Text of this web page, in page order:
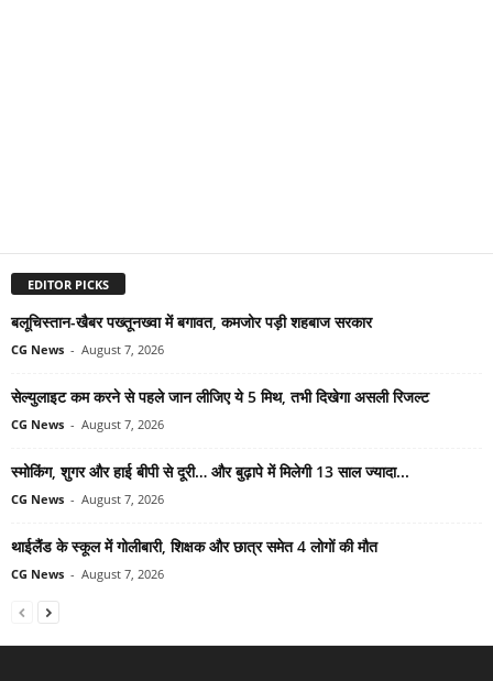
EDITOR PICKS
बलूचिस्तान-खैबर पख्तूनख्वा में बगावत, कमजोर पड़ी शहबाज सरकार
CG News - August 7, 2026
सेल्युलाइट कम करने से पहले जान लीजिए ये 5 मिथ, तभी दिखेगा असली रिजल्ट
CG News - August 7, 2026
स्मोकिंग, शुगर और हाई बीपी से दूरी… और बुढ़ापे में मिलेगी 13 साल ज्यादा...
CG News - August 7, 2026
थाईलैंड के स्कूल में गोलीबारी, शिक्षक और छात्र समेत 4 लोगों की मौत
CG News - August 7, 2026